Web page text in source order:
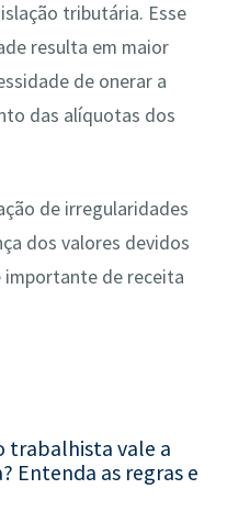
tributária. Esse
resulta em maior
de onerar a
das alíquotas dos
de irregularidades
dos valores devidos
de receita
trabalhista vale a
Entenda as regras e